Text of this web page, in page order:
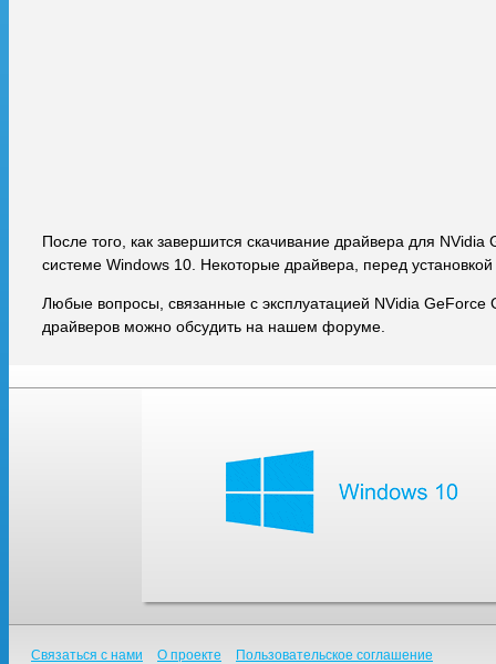
После того, как завершится скачивание драйвера для
системе Windows 10. Некоторые драйвера, перед
Любые вопросы, связанные с эксплуатацией NVidia GeForce
драйверов можно обсудить на нашем форуме.
Связаться с нами О проекте Пользовательское соглашение